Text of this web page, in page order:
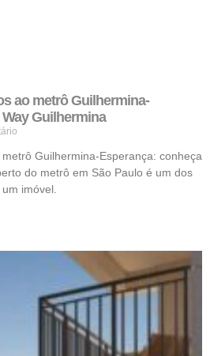
ao metrô Guilhermina-
Guilhermina
Guilhermina-Esperança: conheça
do metrô em São Paulo é um dos
imóvel.